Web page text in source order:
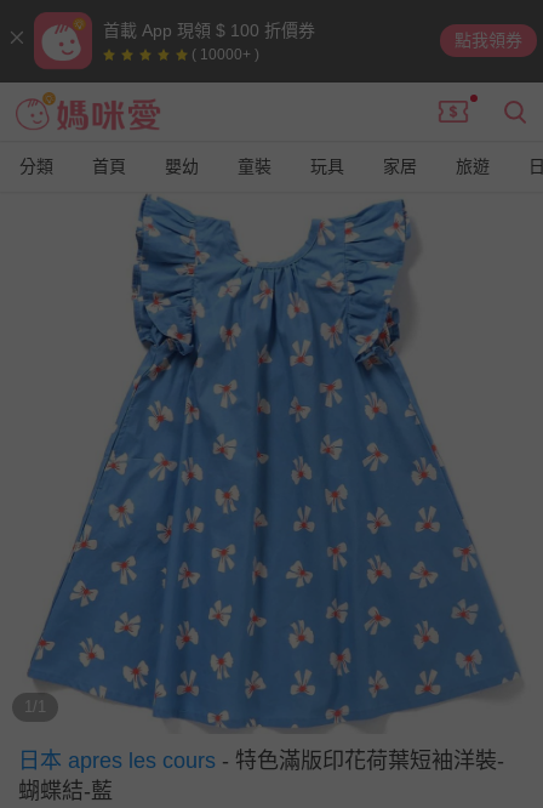
首載 App 現領 $ 100 折價券
( 10000+ )
點我領券
分類 首頁 嬰幼 童裝 玩具 家居 旅遊
1/1
日本 apres les cours - 特色滿版印花荷葉短袖洋裝-
蝴蝶結-藍